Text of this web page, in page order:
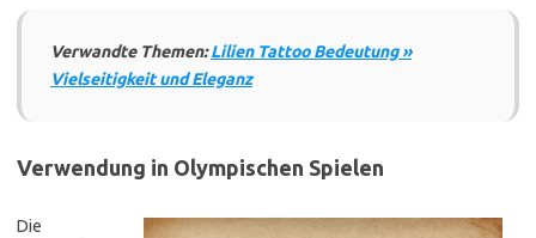
Verwandte Themen:Lilien Tattoo Bedeutung »
Vielseitigkeit und Eleganz
Verwendung in Olympischen Spielen
Die